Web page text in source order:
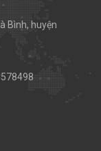
Bình, huyện